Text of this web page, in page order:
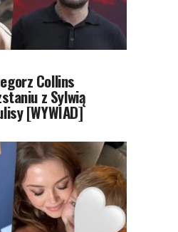
Collins
z Sylwią
[WYWIAD]